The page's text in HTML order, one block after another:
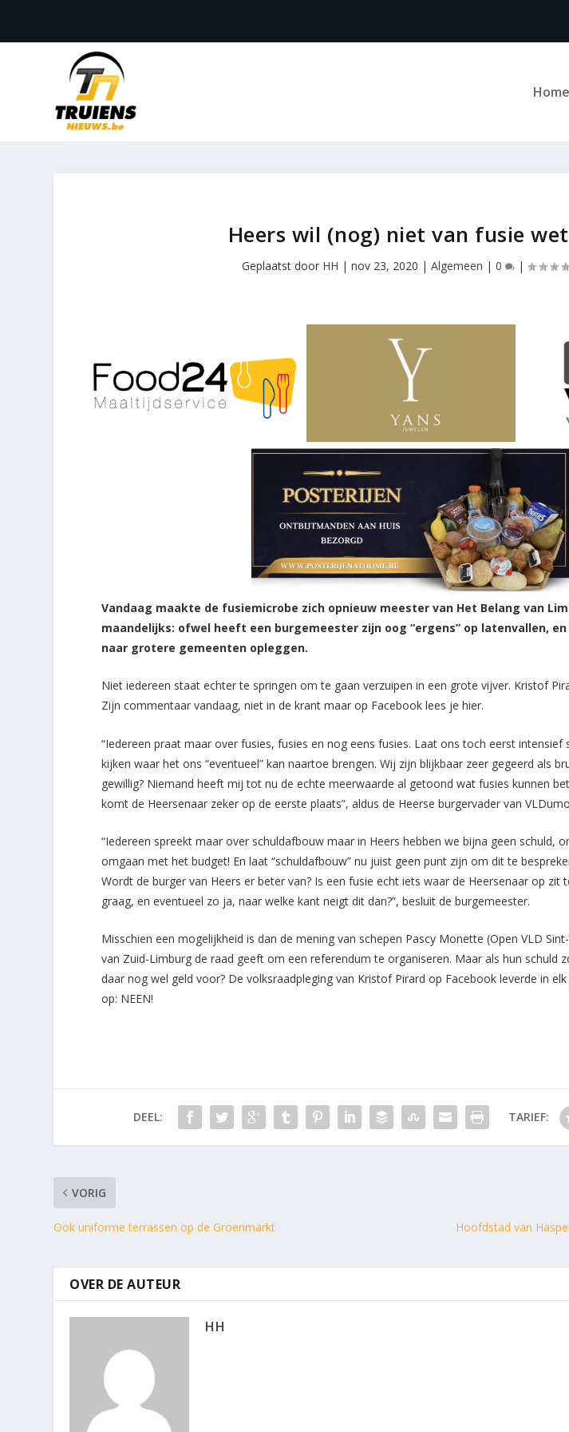
Home
Heers wil (nog) niet van fusie
Geplaatst door HH | nov 23, 2020 | Algemeen | 0 |
Vandaag maakte de fusiemicrobe zich opnieuw meester van Het Belang van
maandelijks: ofwel heeft een burgemeester zijn oog “ergens” op latenvallen, en
naar grotere gemeenten opleggen.
Niet iedereen staat echter te springen om te gaan verzuipen in een grote vijver. Kristof
Zijn commentaar vandaag, niet in de krant maar op Facebook lees je hier.
“Iedereen praat maar over fusies, fusies en nog eens fusies. Laat ons toch eerst intensief
kijken waar het ons “eventueel” kan naartoe brengen. Wij zijn blijkbaar zeer gegeerd als
gewillig? Niemand heeft mij tot nu de echte meerwaarde al getoond wat fusies kunnen
komt de Heersenaar zeker op de eerste plaats”, aldus de Heerse burgervader van
“Iedereen spreekt maar over schuldafbouw maar in Heers hebben we bijna geen schuld,
omgaan met het budget! En laat “schuldafbouw” nu juist geen punt zijn om dit te
Wordt de burger van Heers er beter van? Is een fusie echt iets waar de Heersenaar op zit
graag, en eventueel zo ja, naar welke kant neigt dit dan?”, besluit de burgemeester.
Misschien een mogelijkheid is dan de mening van schepen Pascy Monette (Open VLD
van Zuid-Limburg de raad geeft om een referendum te organiseren. Maar als hun schuld
daar nog wel geld voor? De volksraadpleging van Kristof Pirard op Facebook leverde in
op: NEEN!
DEEL: TARIEF:
VORIG
Ook uniforme terrassen op de Groenmarkt
Hoofdstad van
OVER DE AUTEUR
HH